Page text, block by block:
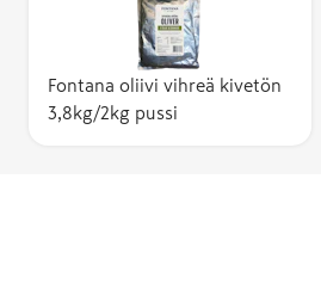
Fontana oliivi vihreä kivetön
3,8kg/2kg pussi